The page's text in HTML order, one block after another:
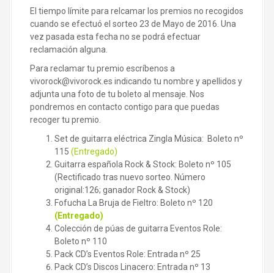
El tiempo límite para relcamar los premios no recogidos
cuando se efectuó el sorteo 23 de Mayo de 2016. Una
vez pasada esta fecha no se podrá efectuar
reclamación alguna.
Para reclamar tu premio escríbenos a
vivorock@vivorock.es indicando tu nombre y apellidos y
adjunta una foto de tu boleto al mensaje. Nos
pondremos en contacto contigo para que puedas
recoger tu premio.
Set de guitarra eléctrica Zingla Música: Boleto nº
115 (Entregado)
Guitarra española Rock & Stock: Boleto nº 105
(Rectificado tras nuevo sorteo. Número
original:126; ganador Rock & Stock)
Fofucha La Bruja de Fieltro: Boleto nº 120
(Entregado)
Colección de púas de guitarra Eventos Role:
Boleto nº 110
Pack CD’s Eventos Role: Entrada nº 25
Pack CD’s Discos Linacero: Entrada nº 13